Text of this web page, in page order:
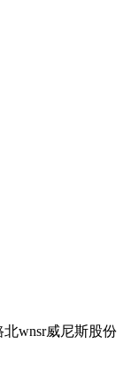
wnsr威尼斯股份